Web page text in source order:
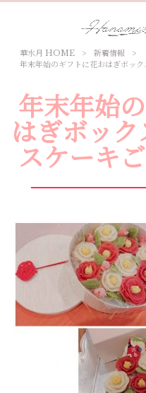
華水月 HOME
> 新着情報
>
年末年始のギフトに花おはぎボッ
年末年始
はぎボック
スケーキ